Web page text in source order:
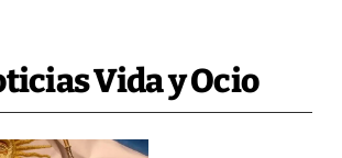
Vida y Ocio